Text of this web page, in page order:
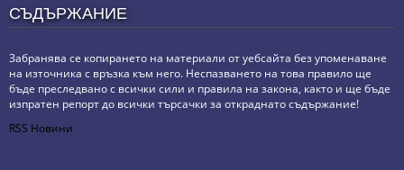
СЪДЪРЖАНИЕ
Забранява се копирането на материали от уебсайта без упоменаване
на източника с връзка към него. Неспазването на това правило ще
бъде преследвано с всички сили и правила на закона, както и ще бъде
изпратен репорт до всички търсачки за откраднато съдържание!
RSS Новини